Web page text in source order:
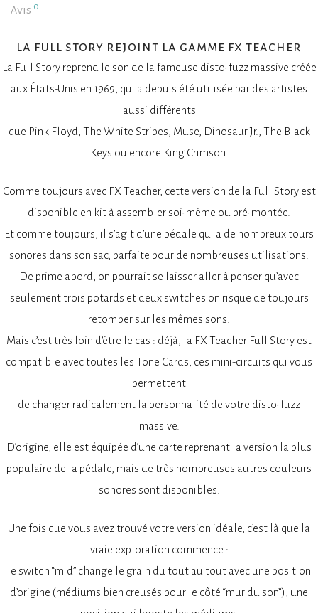
Avis 0
la full story rejoint la gamme fx teacher
La Full Story reprend le son de la fameuse disto-fuzz massive créée
aux États-Unis en 1969, qui a depuis été utilisée par des artistes
aussi différents
que Pink Floyd, The White Stripes, Muse, Dinosaur Jr., The Black
Keys ou encore King Crimson.
Comme toujours avec FX Teacher, cette version de la Full Story est
disponible en kit à assembler soi-même ou pré-montée.
Et comme toujours, il s’agit d’une pédale qui a de nombreux tours
sonores dans son sac, parfaite pour de nombreuses utilisations.
De prime abord, on pourrait se laisser aller à penser qu’avec
seulement trois potards et deux switches on risque de toujours
retomber sur les mêmes sons.
Mais c’est très loin d’être le cas : déjà, la FX Teacher Full Story est
compatible avec toutes les Tone Cards, ces mini-circuits qui vous
permettent
de changer radicalement la personnalité de votre disto-fuzz
massive.
D’origine, elle est équipée d’une carte reprenant la version la plus
populaire de la pédale, mais de très nombreuses autres couleurs
sonores sont disponibles.
Une fois que vous avez trouvé votre version idéale, c’est là que la
vraie exploration commence :
le switch “mid” change le grain du tout au tout avec une position
d’origine (médiums bien creusés pour le côté “mur du son”), une